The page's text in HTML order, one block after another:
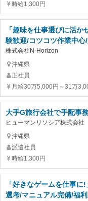
時給1,300円
「趣味を仕事選びに活
験歓迎/コツコツ作業中心
株式会社N-Horizon
沖縄県
正社員
月給30万5,000円～31万
大手G旅行会社で手配事
ヒューマンリソシア株式会社
沖縄県
派遣社員
時給1,300円
「好きなゲームを仕事
選考/マニュアル完備/福